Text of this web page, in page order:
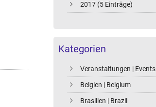
2017 (5 Einträge)
Kategorien
Veranstaltungen | Events
Belgien | Belgium
Brasilien | Brazil